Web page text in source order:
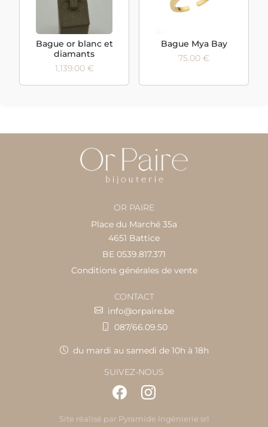
Bague or blanc et
diamants
1,139.00 €
Bague Mya Bay
75.00 €
OR PAIRE
Place du Marché 35a
4651 Battice
BE 0539.817.371
Conditions générales de vente
CONTACT
info@orpaire.be
087/66.09.50
du mardi au samedi de 10h à 18h
SUIVEZ-NOUS
Site réalisé par Pyramide Ingénierie srl